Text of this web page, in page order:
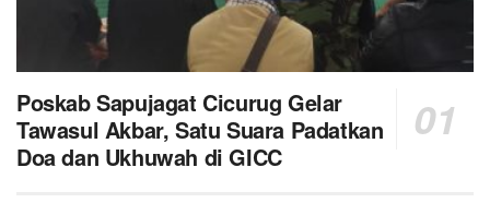
Poskab Sapujagat Cicurug Gelar
Tawasul Akbar, Satu Suara Padatkan
Doa dan Ukhuwah di GICC